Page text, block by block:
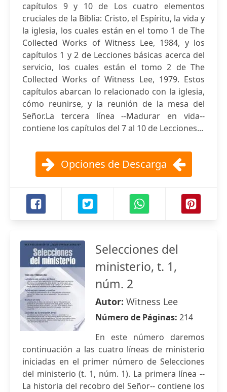
capítulos 9 y 10 de Los cuatro elementos
cruciales de la Biblia: Cristo, el Espíritu, la vida y
la iglesia, los cuales están en el tomo 1 de The
Collected Works of Witness Lee, 1984, y los
capítulos 1 y 2 de Lecciones básicas acerca del
servicio, los cuales están el tomo 2 de The
Collected Works of Witness Lee, 1979. Estos
capítulos abarcan lo relacionado con la iglesia,
cómo reunirse, y la reunión de la mesa del
Señor.La tercera línea --Madurar en vida--
contiene los capítulos del 7 al 10 de Lecciones...
Opciones de Descarga
Selecciones del
ministerio, t. 1,
núm. 2
Autor: Witness Lee
Número de Páginas: 214
En este número daremos
continuación a las cuatro líneas de ministerio
iniciadas en el primer número de Selecciones
del ministerio (t. 1, núm. 1). La primera línea --
La historia del recobro del Señor-- contiene los